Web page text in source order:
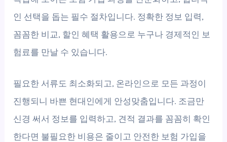
인 선택을 돕는 필수 절차입니다. 정확한 정보 입력,
꼼꼼한 비교, 할인 혜택 활용으로 누구나 경제적인 보
험료를 만날 수 있습니다.
필요한 서류도 최소화되고, 온라인으로 모든 과정이
진행되니 바쁜 현대인에게 안성맞춤입니다. 조금만
신경 써서 정보를 입력하고, 견적 결과를 꼼꼼히 확인
한다면 불필요한 비용은 줄이고 안전한 보험 가입을